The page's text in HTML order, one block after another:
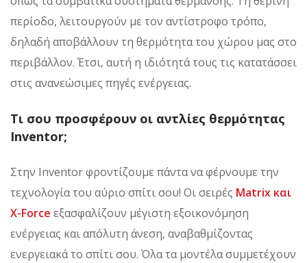
περίοδο, λειτουργούν με τον αντίστροφο τρόπο,
δηλαδή αποβάλλουν τη θερμότητα του χώρου μας στο
περιβάλλον. Έτσι, αυτή η ιδιότητά τους τις κατατάσσει
στις ανανεώσιμες πηγές ενέργειας.
Τι σου προσφέρουν οι αντλίες θερμότητας
Inventor;
Στην Inventor φροντίζουμε πάντα να φέρνουμε την
τεχνολογία του αύριο σπίτι σου! Οι σειρές Matrix και
X-Force εξασφαλίζουν μέγιστη εξοικονόμηση
ενέργειας και απόλυτη άνεση, αναβαθμίζοντας
ενεργειακά το σπίτι σου. Όλα τα μοντέλα συμμετέχουν